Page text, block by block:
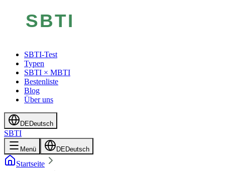
SBTI-Test
Typen
SBTI × MBTI
Bestenliste
Blog
Über uns
DEDeutsch
SBTI
Menü DEDeutsch
Startseite